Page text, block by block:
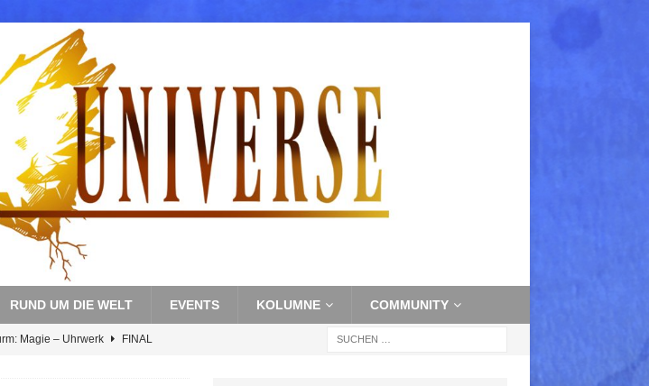
RUND UM DIE WELT EVENTS KOLUMNE COMMUNITY
Magie – Uhrwerk FINAL